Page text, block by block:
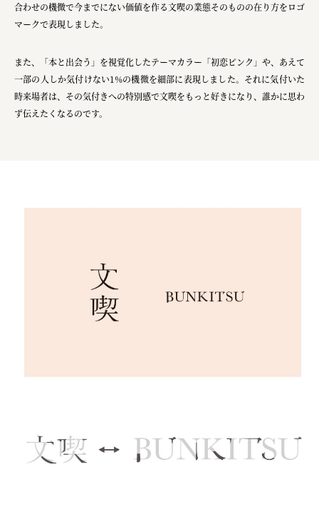
合わせの機微で今までにない価値を作る文喫の業態そのものの在り方をロゴ
マークで表現しました。
また、「本と出会う」を視覚化したテーマカラー「初恋ピンク」や、あえて
一部の人しか気付けない1%の機微を細部に表現しました。それに気付いた
時来場者は、その気付きへの特別感で文喫をもっと好きになり、誰かに思わ
ず伝えたくなるのです。